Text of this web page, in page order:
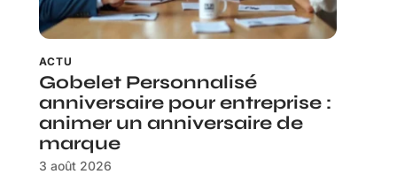
ACTU
Gobelet Personnalisé
anniversaire pour entreprise :
animer un anniversaire de
marque
3 août 2026